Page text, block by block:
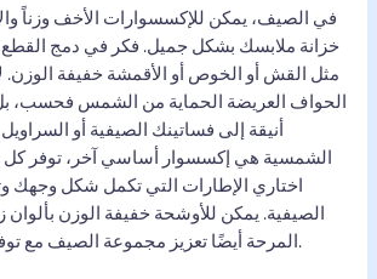
في الصيف، يمكن للإكسسوارات الأخف وزناً
خزانة ملابسك بشكل جميل. فكر في دمج
مثل القش أو الخوص أو الأقمشة خفيفة الوزن.
الحواف العريضة الحماية من الشمس فحسب،
أنيقة إلى فساتينك الصيفية أو
الشمسية هي إكسسوار أساسي آخر، توفر كل
اختاري الإطارات التي تكمل شكل وجهك
الصيفية. يمكن للأوشحة خفيفة الوزن بألوان
المرحة أيضًا تعزيز مجموعة الصيف مع توفير لمسة من الأناقة.